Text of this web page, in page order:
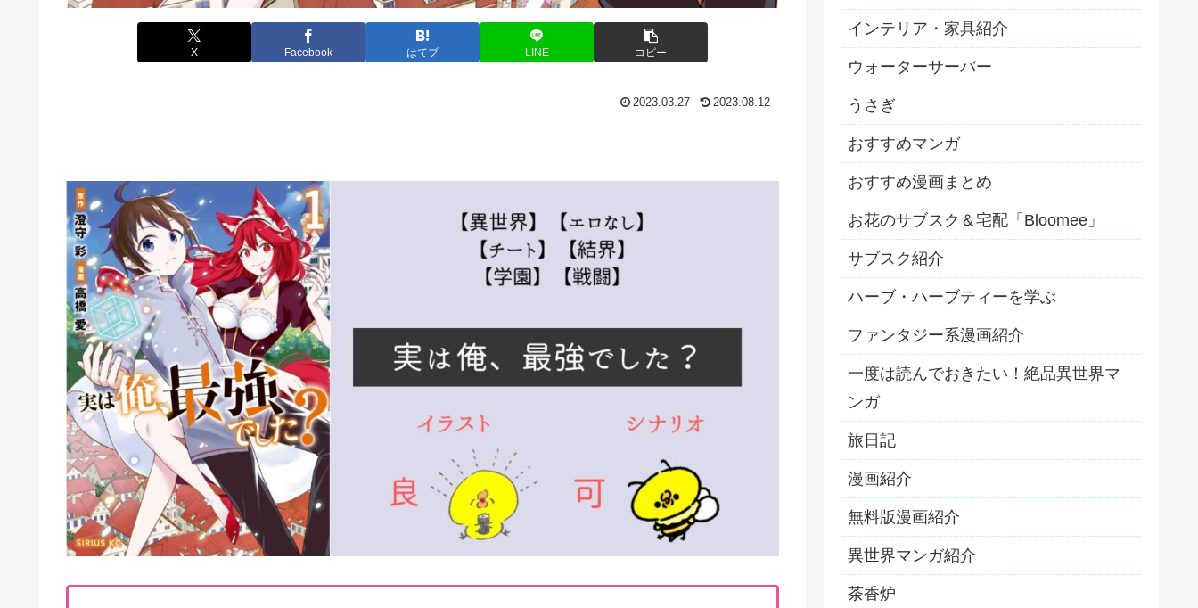
X Facebook はてブ LINE コピー
2023.03.27 2023.08.12
インテリア・家具紹介
ウォーターサーバー
うさぎ
おすすめマンガ
おすすめ漫画まとめ
お花のサブスク＆宅配「Bloomee」
サブスク紹介
ハーブ・ハーブティーを学ぶ
ファンタジー系漫画紹介
一度は読んでおきたい！絶品異世界マ
ンガ
旅日記
漫画紹介
無料版漫画紹介
異世界マンガ紹介
茶香炉